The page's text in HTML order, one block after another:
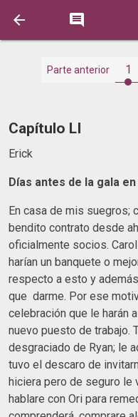
 
Parte anterior 1
Capítulo LI
Erick
Días antes de la gala
En casa de mis suegros;
bendito contrato desde
oficialmente socios.
harían un banquete o
respecto a esto y
que darme. Por ese
celebración que le harán
nuevo puesto de trabajo.
desgraciado de Ryan; le
tuvo el descaro de
hiciera pero de seguro
hablare con Ori para